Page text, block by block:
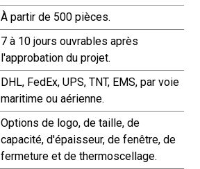
À partir de 500 pièces.
7 à 10 jours ouvrables après
l'approbation du projet.
DHL, FedEx, UPS, TNT, EMS, par voie
maritime ou aérienne.
Options de logo, de taille, de
capacité, d'épaisseur, de fenêtre, de
fermeture et de thermoscellage.